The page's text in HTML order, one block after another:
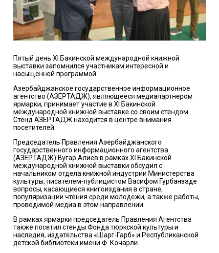
Пятый день XI Бакинской международной книжной
выставки запомнился участникам интересной и
насыщенной программой.
Азербайджанское государственное информационное
агентство (АЗЕРТАДЖ), являющееся медиапартнером
ярмарки, принимает участие в XI Бакинской
международной книжной выставке со своим стендом.
Стенд АЗЕРТАДЖ находится в центре внимания
посетителей.
Председатель Правления Азербайджанского
государственного информационного агентства
(АЗЕРТАДЖ) Вугар Алиев в рамках XI Бакинской
международной книжной выставки обсудил с
начальником отдела книжной индустрии Министерства
культуры, писателем-публицистом Васифом Гурбанзаде
вопросы, касающиеся книгоиздания в стране,
популяризации чтения среди молодежи, а также работы,
проводимой медиа в этом направлении.
В рамках ярмарки председатель Правления Агентства
также посетил стенды Фонда тюркской культуры и
наследия, издательства «Шарг-Гарб» и Республиканской
детской библиотеки имени Ф. Кочарли.